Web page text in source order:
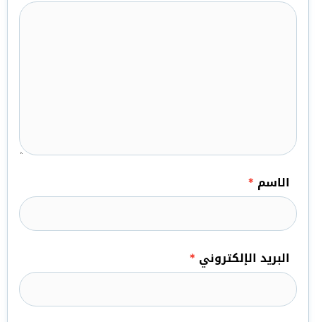
الاسم *
البريد الإلكتروني *